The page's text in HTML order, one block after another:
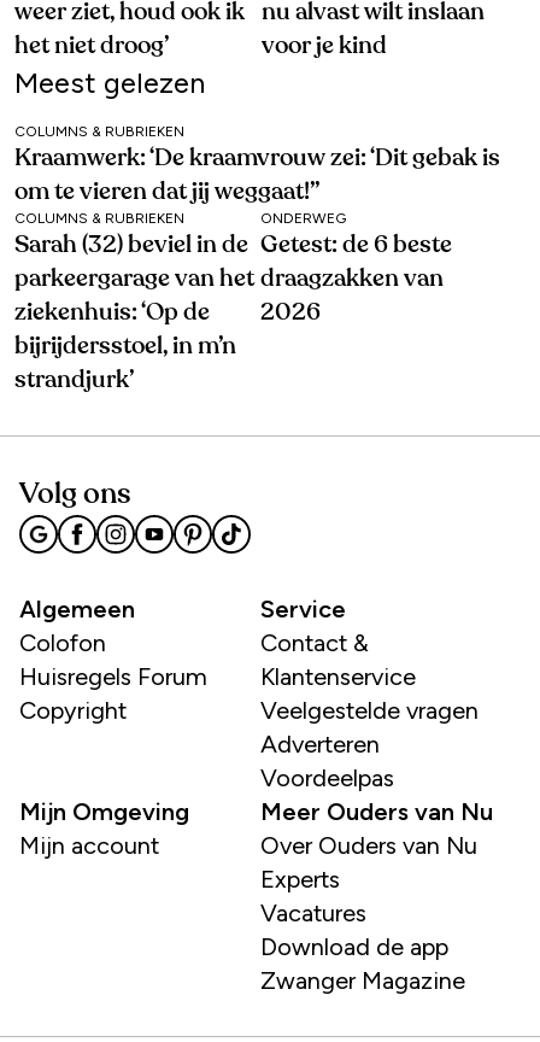
weer ziet, houd ook ik
het niet droog’
nu alvast wilt inslaan
voor je kind
Meest gelezen
COLUMNS & RUBRIEKEN
Kraamwerk: ‘De kraamvrouw zei: ‘Dit gebak is
om te vieren dat jij weggaat!’’
COLUMNS & RUBRIEKEN
Sarah (32) beviel in de
parkeergarage van het
ziekenhuis: ‘Op de
bijrijdersstoel, in m’n
strandjurk’
ONDERWEG
Getest: de 6 beste
draagzakken van
2026
Volg ons
Algemeen
Colofon
Huisregels Forum
Copyright
Service
Contact &
Klantenservice
Veelgestelde vragen
Adverteren
Voordeelpas
Mijn Omgeving
Mijn account
Meer Ouders van Nu
Over Ouders van Nu
Experts
Vacatures
Download de app
Zwanger Magazine